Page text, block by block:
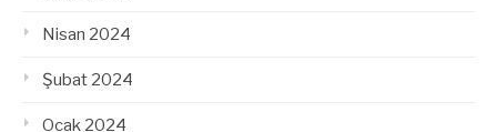
Nisan 2024
Şubat 2024
Ocak 2024